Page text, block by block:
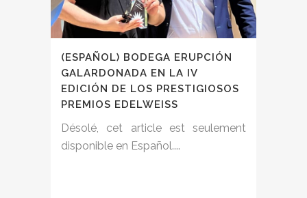
(ESPAÑOL) BODEGA ERUPCIÓN
GALARDONADA EN LA IV
EDICIÓN DE LOS PRESTIGIOSOS
PREMIOS EDELWEISS
Désolé, cet article est seulement
disponible en Español....